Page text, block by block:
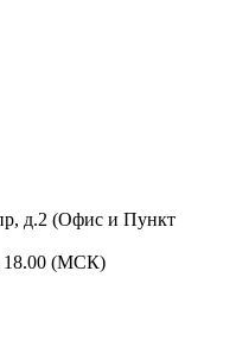
д.2 (Офис и Пункт
18.00 (МСК)